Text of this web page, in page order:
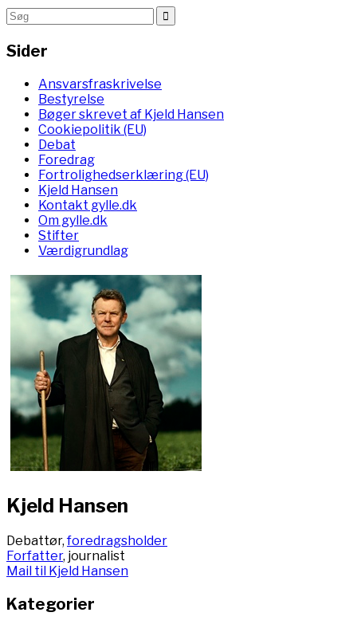
Sider
Ansvarsfraskrivelse
Bestyrelse
Bøger skrevet af Kjeld Hansen
Cookiepolitik (EU)
Debat
Foredrag
Fortrolighedserklæring (EU)
Kjeld Hansen
Kontakt gylle.dk
Om gylle.dk
Stifter
Værdigrundlag
Kjeld Hansen
Debattør,foredragsholder
Forfatter, journalist
Mail til Kjeld Hansen
Kategorier